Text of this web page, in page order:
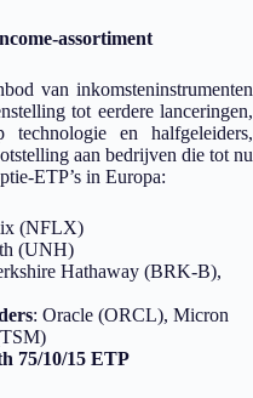
assortiment
van inkomsteninstrumenten
tot eerdere lanceringen,
en halfgeleiders,
aan bedrijven die tot nu
ETP’s in Europa:
(NFLX)
(UNH)
Hathaway (BRK-B),
: Oracle (ORCL), Micron
75/10/15 ETP